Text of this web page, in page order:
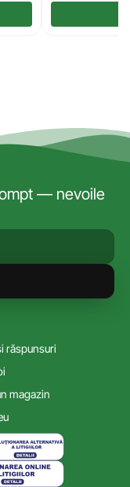
— nevoile
răspunsuri
magazin